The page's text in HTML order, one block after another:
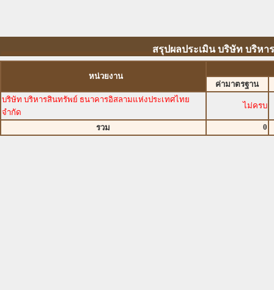
สรุปผลประเมิน บริษัท บริหา
หน่วยงาน
ค่ามาตรฐาน
บริษัท บริหารสินทรัพย์ ธนาคารอิสลามแห่งประเทศไทย
จำกัด
ไม่ครบ
รวม 0